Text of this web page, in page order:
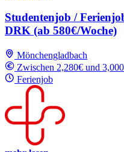
Studentenjob /
DRK (ab 580€/Woche)
Mönchengladbach
Zwischen 2,280€ und
Ferienjob